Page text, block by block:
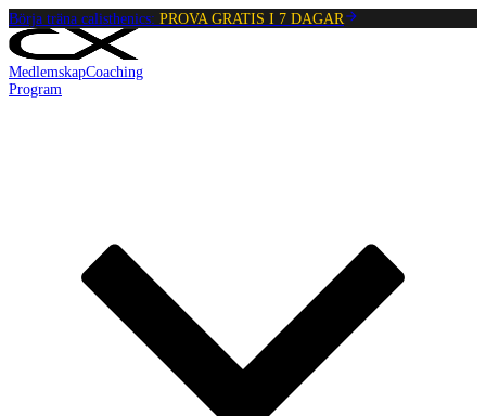
Börja träna calisthenics: PROVA GRATIS I 7 DAGAR
MedlemskapCoaching
Program